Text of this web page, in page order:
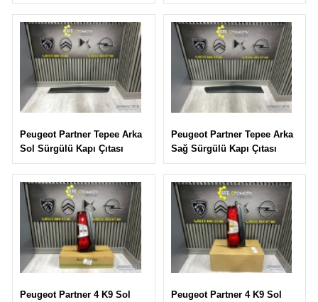
Peugeot Partner Tepee Arka
Sol Sürgülü Kapı Çıtası
Peugeot Partner Tepee Arka
Sağ Sürgülü Kapı Çıtası
Peugeot Partner 4 K9 Sol
Peugeot Partner 4 K9 Sol